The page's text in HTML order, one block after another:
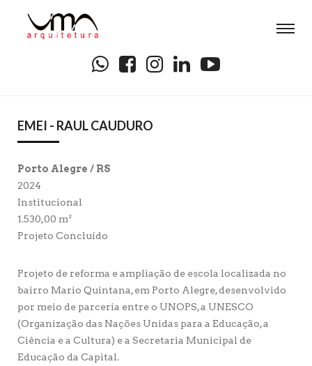
EMEI - RAUL CAUDURO
Porto Alegre / RS
2024
Institucional
1.530,00 m²
Projeto Concluído
Projeto de reforma e ampliação de escola localizada no
bairro Mario Quintana, em Porto Alegre, desenvolvido
por meio de parceria entre o UNOPS, a UNESCO
(Organização das Nações Unidas para a Educação, a
Ciência e a Cultura) e a Secretaria Municipal de
Educação da Capital.